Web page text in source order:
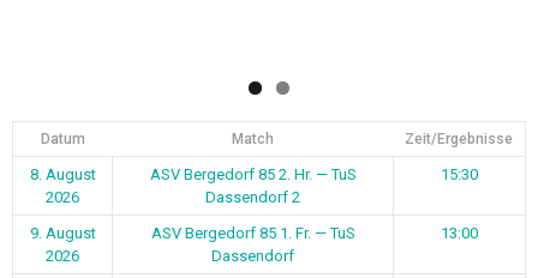
Datum Match Zeit/Ergebnisse
8. August
2026
ASV Bergedorf 85 2. Hr. — TuS
Dassendorf 2
15:30
9. August
2026
ASV Bergedorf 85 1. Fr. — TuS
Dassendorf
13:00